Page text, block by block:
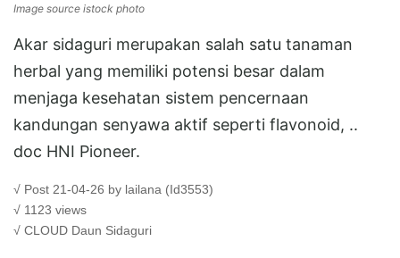
Image source istock photo
Akar sidaguri merupakan salah satu tanaman
herbal yang memiliki potensi besar dalam
menjaga kesehatan sistem pencernaan
kandungan senyawa aktif seperti flavonoid, ..
doc HNI Pioneer.
√ Post 21-04-26 by lailana (Id3553)
√ 1123 views
√ CLOUD Daun Sidaguri